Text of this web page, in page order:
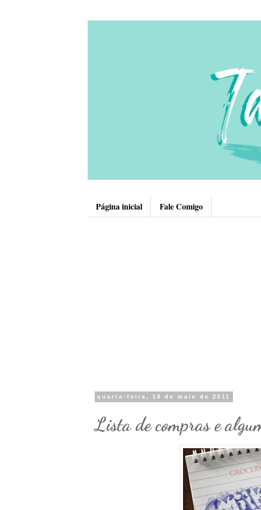
Página inicial Fale Comigo
quarta-feira, 18 de maio de 2011
Lista de compras e